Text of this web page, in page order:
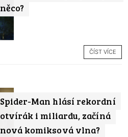
něco?
ČÍST VÍCE
Spider-Man hlásí rekordní
otvírák i miliardu, začíná
nová komiksová vlna?